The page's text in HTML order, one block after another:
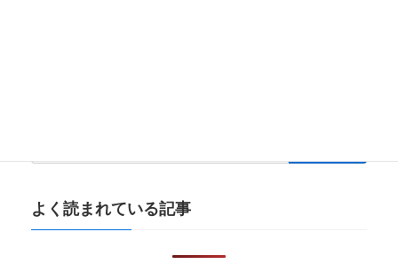
よく読まれている記事